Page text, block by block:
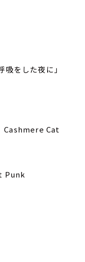
吸をした夜に」
Cat
Punk